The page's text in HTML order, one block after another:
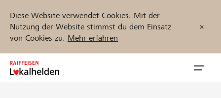
Diese Website verwendet Cookies. Mit der
Nutzung der Website stimmst du dem Einsatz
von Cookies zu. Mehr erfahren
Zum
Inhalt